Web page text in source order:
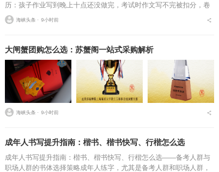
历：孩子作业写到晚上十点还没做完，考试时作文写不完被扣分，卷
面因为字迹潦草被老师多次点名。据相关调查显示，67%的小学生存
在书写速度不达标问...
海峡头条 ⋅ 9小时前
大闸蟹团购怎么选：苏蟹阁一站式采购解析
海峡头条 ⋅ 9小时前
成年人书写提升指南：楷书、楷书快写、行楷怎么选
成年人书写提升指南：楷书、楷书快写、行楷怎么选——备考人群与
职场人群的书体选择策略成年人练字，尤其是备考人群和职场人群，